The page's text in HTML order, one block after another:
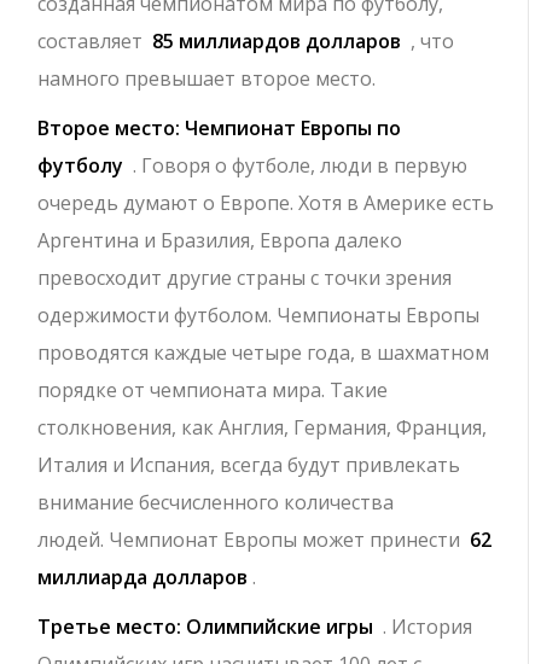
составляет 85 миллиардов долларов , что
намного превышает второе место.
Второе место: Чемпионат Европы по
футболу . Говоря о футболе, люди в первую
очередь думают о Европе. Хотя в Америке есть
Аргентина и Бразилия, Европа далеко
превосходит другие страны с точки зрения
одержимости футболом. Чемпионаты Европы
проводятся каждые четыре года, в шахматном
порядке от чемпионата мира. Такие
столкновения, как Англия, Германия, Франция,
Италия и Испания, всегда будут привлекать
внимание бесчисленного количества
людей. Чемпионат Европы может принести 62
миллиарда долларов .
Третье место: Олимпийские игры . История